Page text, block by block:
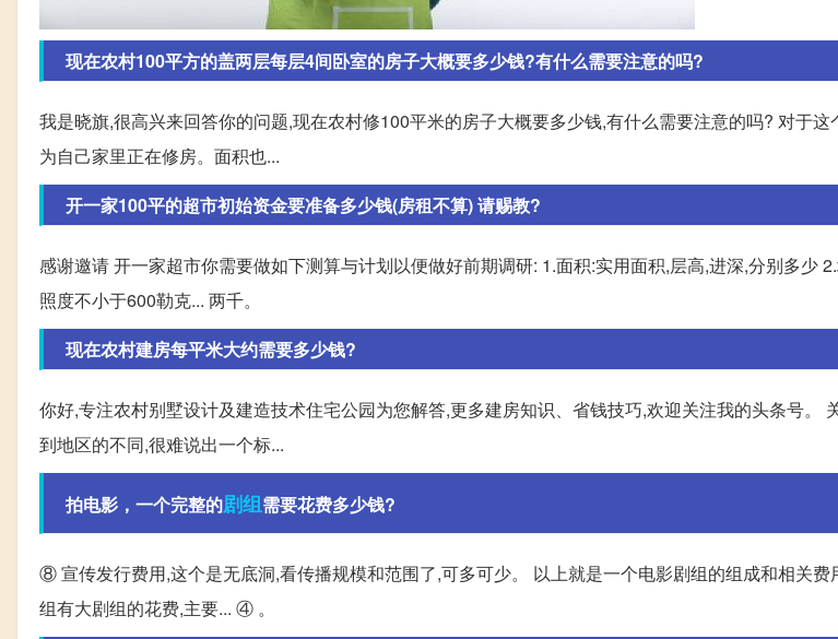
现在农村100平方的盖两层每层4间卧室的房子大概要多少钱?有什么需要注意的吗?
我是晓旗,很高兴来回答你的问题,现在农村修100平米的房子大概要多少钱,有什么需要注意的吗? 对于
为自己家里正在修房。面积也...
开一家100平的超市初始资金要准备多少钱(房租不算) 请赐教?
感谢邀请 开一家超市你需要做如下测算与计划以便做好前期调研: 1.面积:实用面积,层高,进深,分别多少
照度不小于600勒克... 两千。
现在农村建房每平米大约需要多少钱?
你好,专注农村别墅设计及建造技术住宅公园为您解答,更多建房知识、省钱技巧,欢迎关注我的头条号。
到地区的不同,很难说出一个标...
拍电影，一个完整的剧组需要花费多少钱?
⑧ 宣传发行费用,这个是无底洞,看传播规模和范围了,可多可少。 以上就是一个电影剧组的组成和相关费
组有大剧组的花费,主要... ④ 。